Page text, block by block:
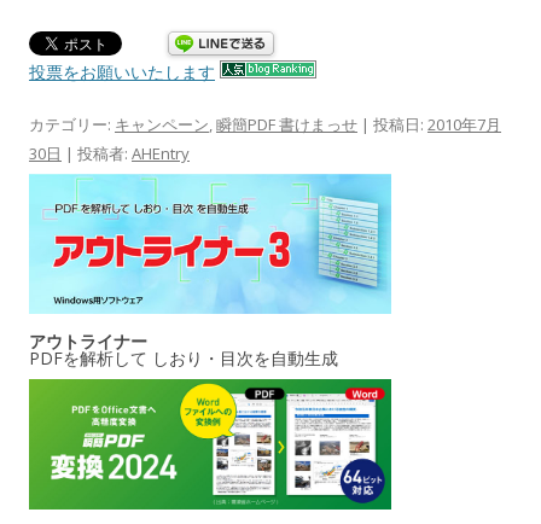
投票をお願いいたします
カテゴリー: キャンペーン,瞬簡PDF 書けまっせ | 投稿日: 2010年7月
30日 | 投稿者: AHEntry
アウトライナー
PDFを解析して しおり・目次を自動生成